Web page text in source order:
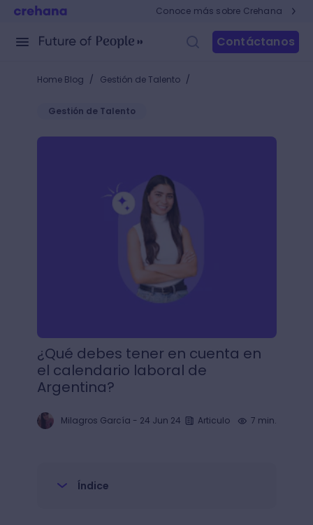
Conoce más sobre Crehana
Contáctanos
Home Blog / Gestión de Talento /
Gestión de Talento
¿Qué debes tener en cuenta en el calendario
¿Qué debes tener en cuenta en
el calendario laboral de
Argentina?
Milagros García - 24 Jun 24 Articulo 7 min.
Índice